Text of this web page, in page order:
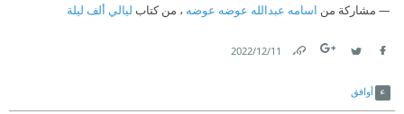
مشاركة من اسامه عبدالله عوضه عوضه ، من كتاب ليالي ألف ليلة
11‏/12‏/2022
أوافق